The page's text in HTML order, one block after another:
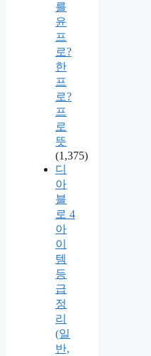
를
윤
프
로?
한
프
로?
프
로
뜻
(1,375)
디
아
블
로 4
아
이
템
등
급
정
리
(일
반,